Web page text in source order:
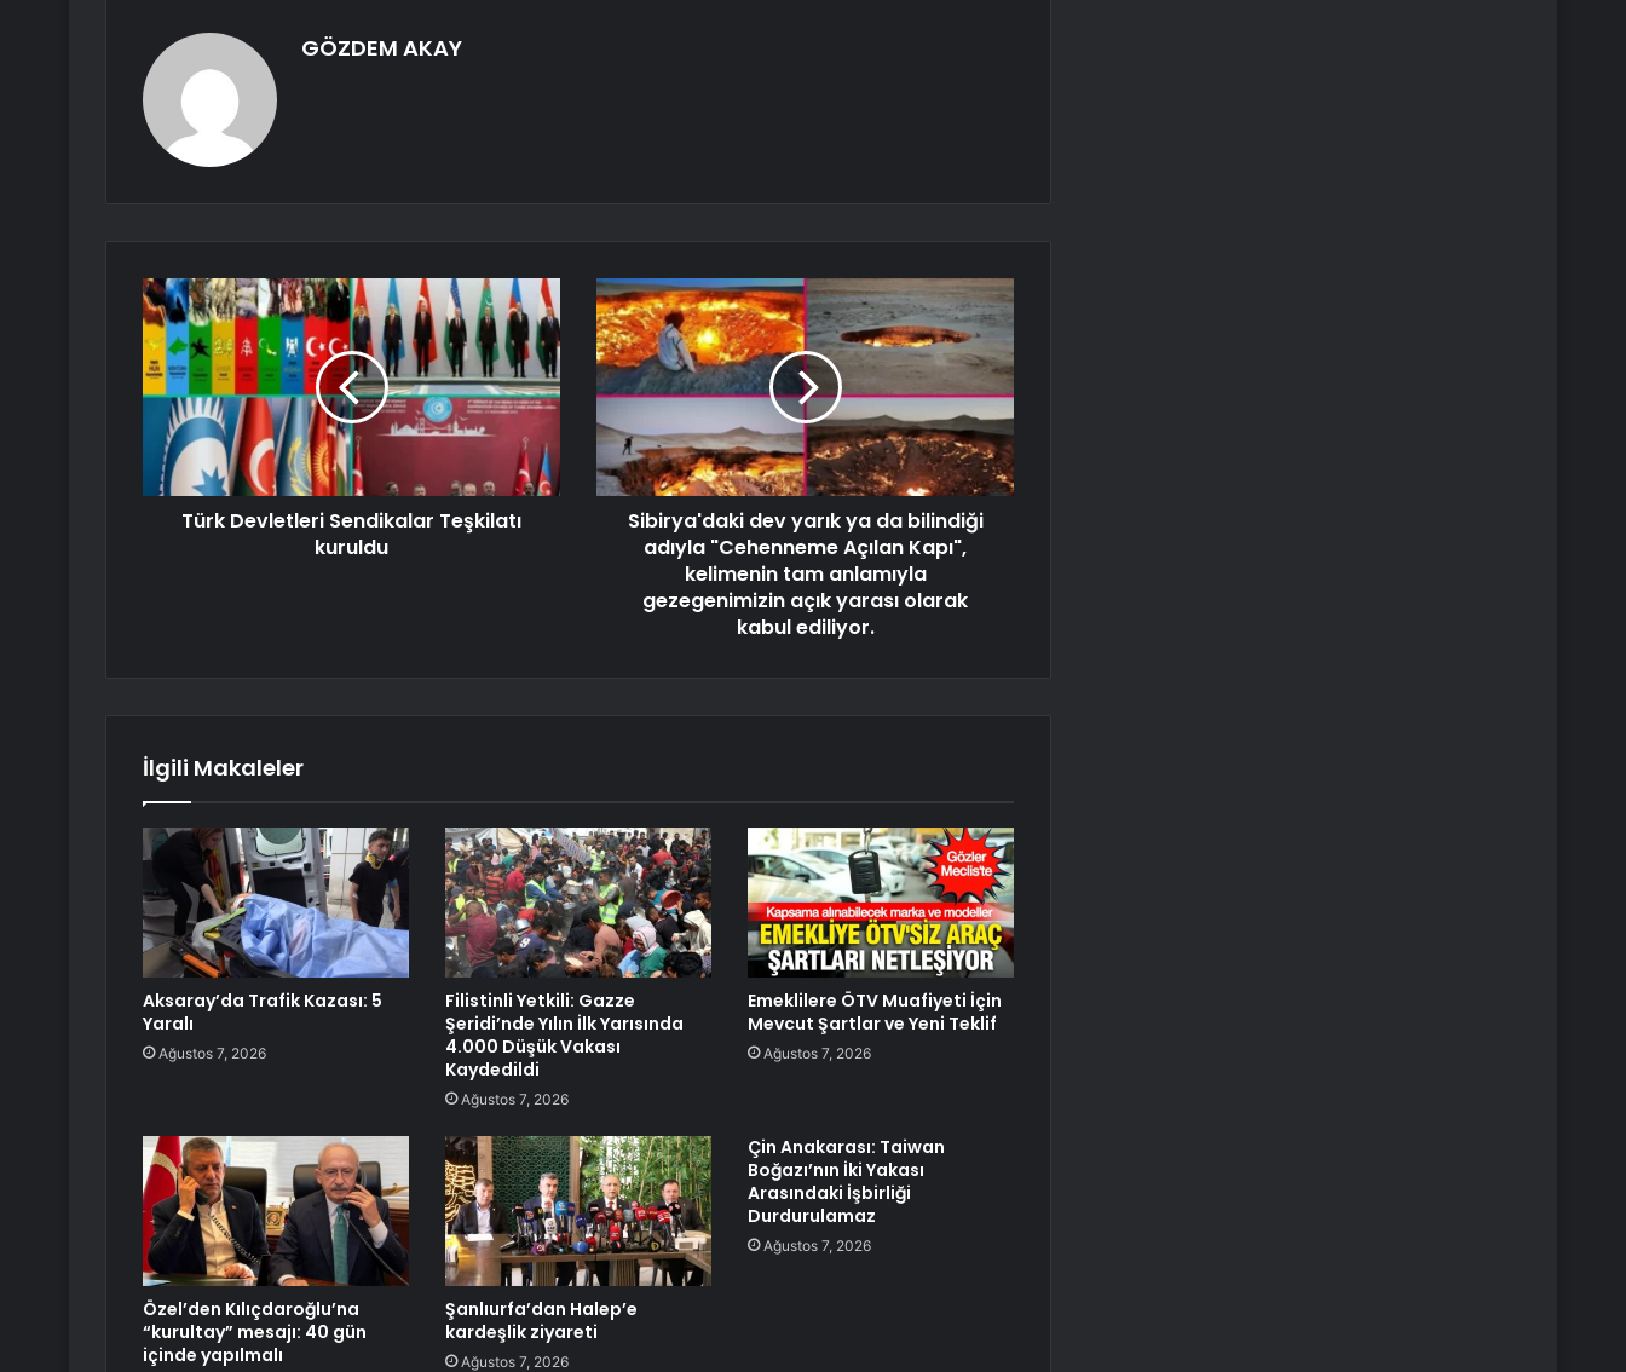
GÖZDEM AKAY
Türk Devletleri Sendikalar Teşkilatı
kuruldu
Sibirya'daki dev yarık ya da bilindiği
adıyla "Cehenneme Açılan Kapı",
kelimenin tam anlamıyla
gezegenimizin açık yarası olarak
kabul ediliyor.
İlgili Makaleler
Aksaray’da Trafik Kazası: 5
Yaralı
Ağustos 7, 2026
Filistinli Yetkili: Gazze
Şeridi’nde Yılın İlk Yarısında
4.000 Düşük Vakası
Kaydedildi
Ağustos 7, 2026
Emeklilere ÖTV Muafiyeti İçin
Mevcut Şartlar ve Yeni Teklif
Ağustos 7, 2026
Özel’den Kılıçdaroğlu’na
“kurultay” mesajı: 40 gün
içinde yapılmalı
Şanlıurfa’dan Halep’e
kardeşlik ziyareti
Ağustos 7, 2026
Çin Anakarası: Taiwan
Boğazı’nın İki Yakası
Arasındaki İşbirliği
Durdurulamaz
Ağustos 7, 2026